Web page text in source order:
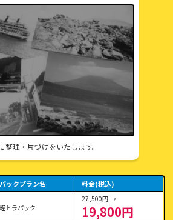
整理・片づけをいたします。
パックプラン名 料金(税込)
軽トラパック
27,500円 →
19,800円